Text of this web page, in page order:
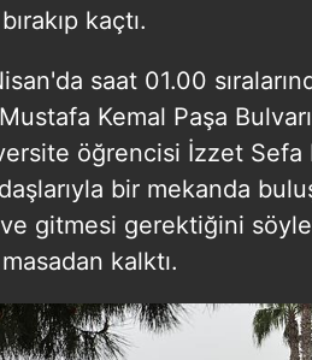
kaçtı.
saat 01.00
Kemal Paşa
öğrencisi İzzet Sefa
bir mekanda
gitmesi gerektiğini
kalktı.